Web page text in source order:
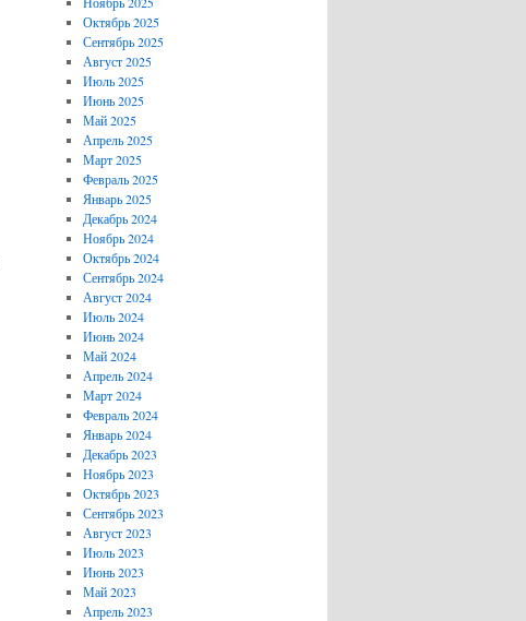
Октябрь 2025
Сентябрь 2025
Август 2025
Июль 2025
Июнь 2025
Май 2025
Апрель 2025
Март 2025
Февраль 2025
Январь 2025
Декабрь 2024
Ноябрь 2024
Октябрь 2024
Сентябрь 2024
Август 2024
Июль 2024
Июнь 2024
Май 2024
Апрель 2024
Март 2024
Февраль 2024
Январь 2024
Декабрь 2023
Ноябрь 2023
Октябрь 2023
Сентябрь 2023
Август 2023
Июль 2023
Июнь 2023
Май 2023
Апрель 2023